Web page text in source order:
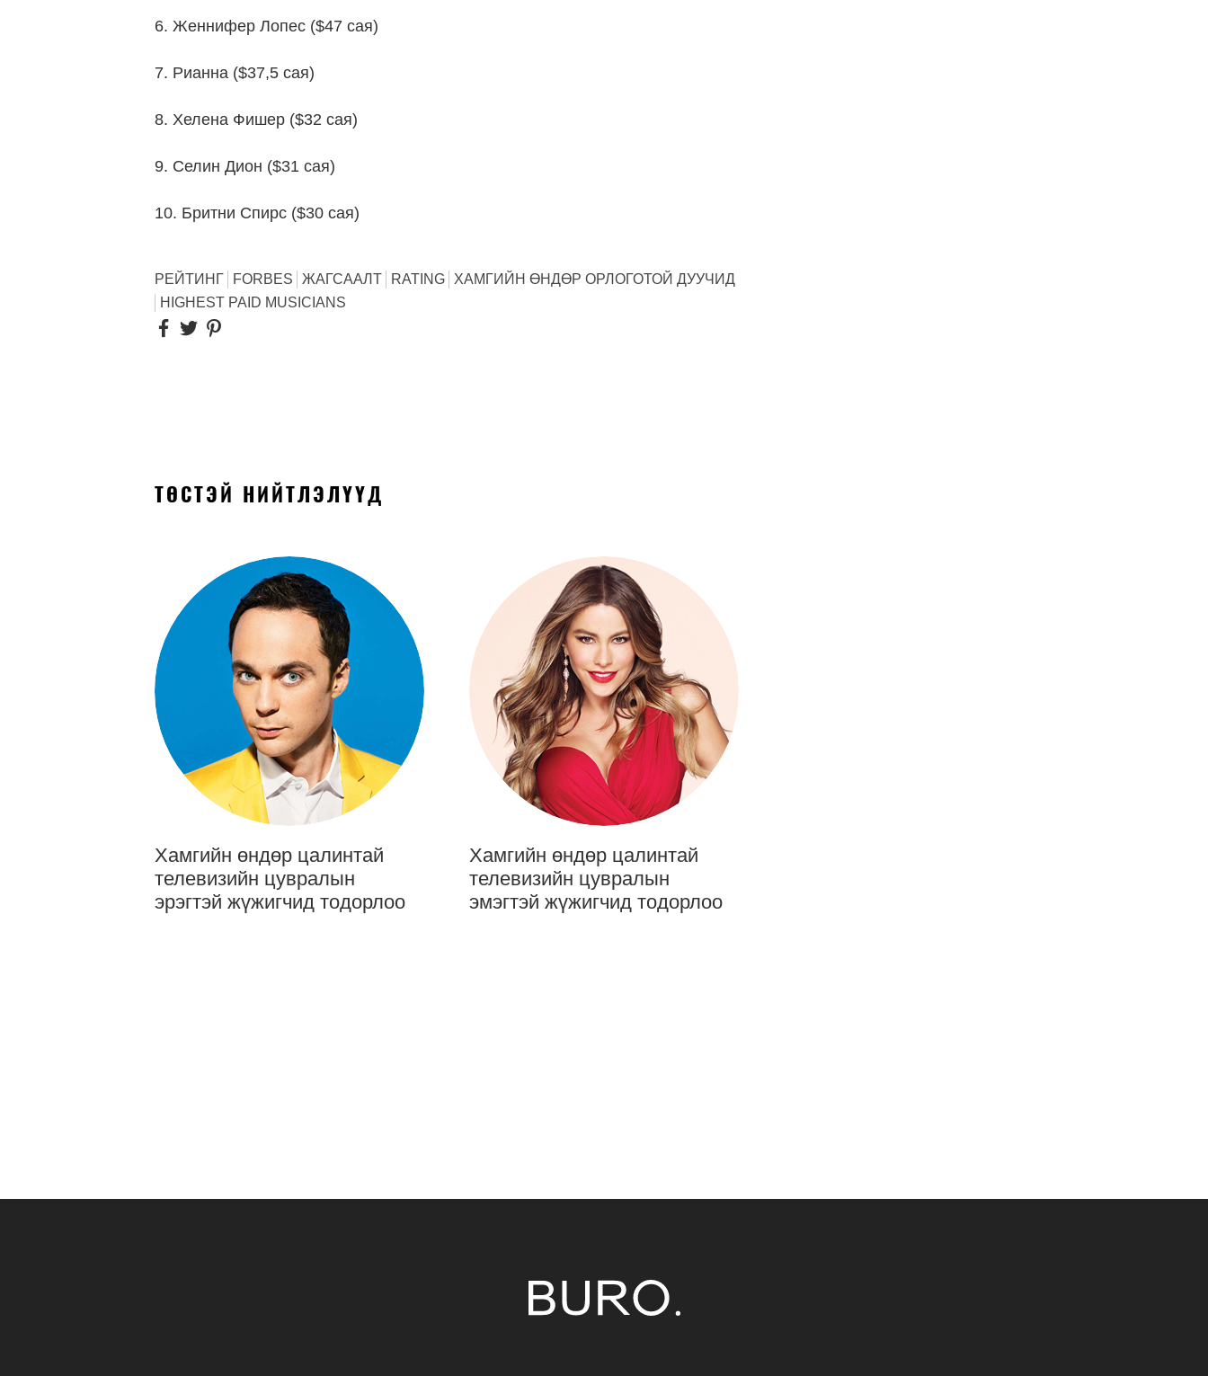
6. Женнифер Лопес ($47 сая)
7. Рианна ($37,5 сая)
8. Хелена Фишер ($32 сая)
9. Селин Дион ($31 сая)
10. Бритни Спирс ($30 сая)
РЕЙТИНГ FORBES ЖАГСААЛТ RATING
ХАМГИЙН ӨНДӨР ОРЛОГОТОЙ ДУУЧИД
HIGHEST PAID MUSICIANS
ТӨСТЭЙ НИЙТЛЭЛҮҮД
Хамгийн өндөр цалинтай
телевизийн цувралын
эрэгтэй жүжигчид тодорлоо
Хамгийн өндөр цалинтай
телевизийн цувралын
эмэгтэй жүжигчид тодорлоо